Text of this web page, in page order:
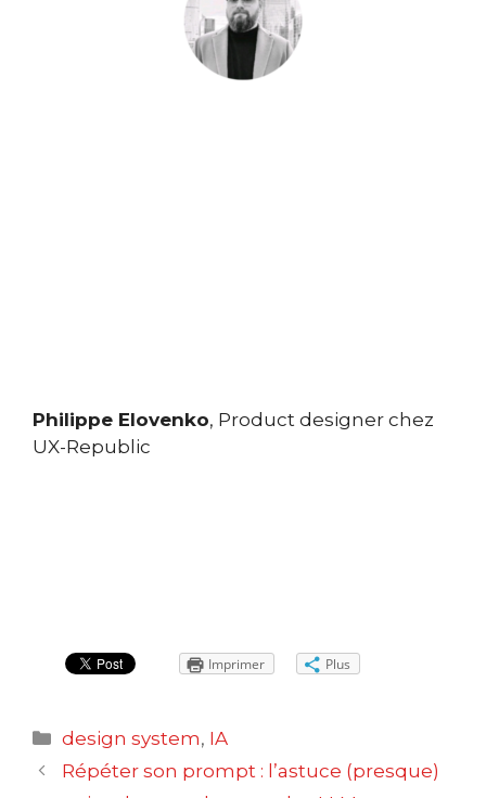
Philippe Elovenko, Product designer chez
UX-Republic
Imprimer Plus
Catégories
design system, IA
Navigation
Répéter son prompt : l’astuce (presque)